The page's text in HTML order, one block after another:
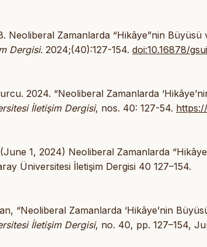
Neoliberal Zamanlarda “Hikâye”nin
Dergisi. 2024;(40):127-154. doi:10.16878/
2024. “Neoliberal Zamanlarda
İletişim Dergisi, nos. 40: 127-54.
1, 2024) Neoliberal Zamanlarda
Üniversitesi İletişim Dergisi 40 127–154.
“Neoliberal Zamanlarda ‘Hikâye’nin
İletişim Dergisi, no. 40, pp. 127–154,